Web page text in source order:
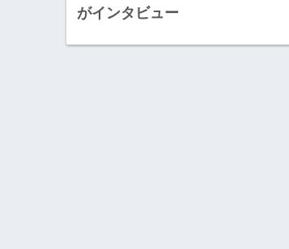
がインタビュー